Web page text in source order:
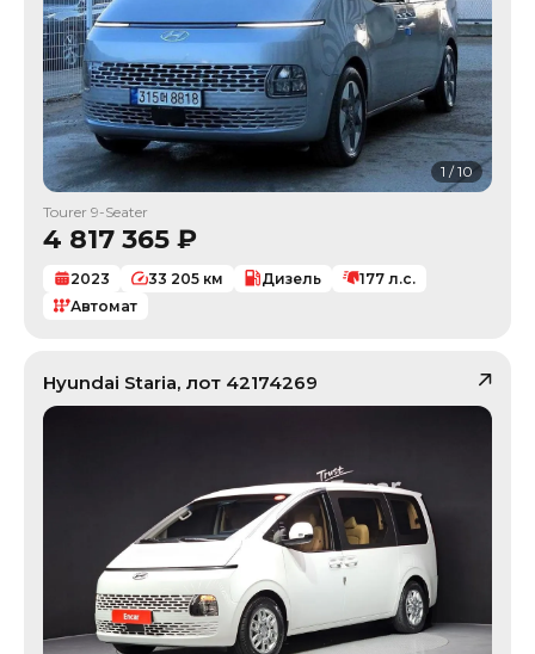
1 /10
Tourer 9-Seater
4 817 365 ₽
2023 33 205 км Дизель 177 л.с.
Автомат
Hyundai Staria, лот 42174269